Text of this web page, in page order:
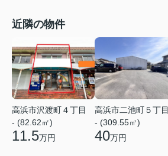
近隣の物件
高浜市沢渡町４丁目
- (82.62㎡)
11.5万円
高浜市二池町５丁目
- (309.55㎡)
40万円